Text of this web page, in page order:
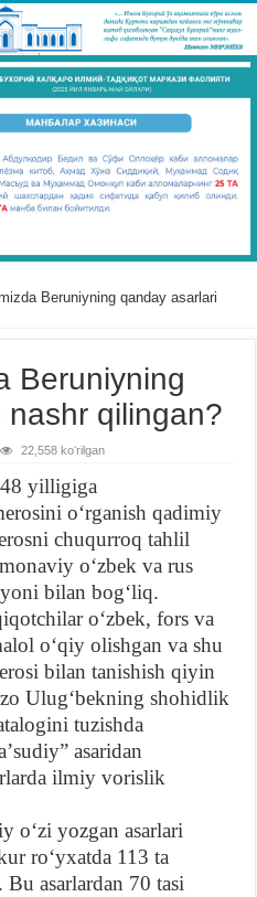
Beruniyning qanday asarlari
Beruniyning
qilingan?
22,558 koʻrilgan
yilligiga
oʻrganish qadimiy
chuqurroq tahlil
oʻzbek va rus
bilan bogʻliq.
oʻzbek, fors va
oʻqiy olishgan va shu
bilan tanishish qiyin
Ulugʻbekning shohidlik
tuzishda
asaridan
ilmiy vorislik
oʻzi yozgan asarlari
roʻyxatda 113 ta
asarlardan 70 tasi